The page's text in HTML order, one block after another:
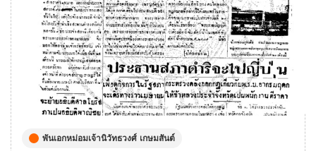
พันเอกหม่อมเจ้านิวัทธวงศ์ เกษมสันต์